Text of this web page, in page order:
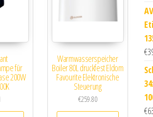
für
200W
Warmwasserspeicher
Boiler 80L druckfest Eldom
Favourite Elektronische
Steuerung
€259.80
€
€